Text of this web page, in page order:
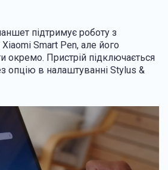
підтримує роботу з
Smart Pen, але його
окремо. Пристрій підключається
опцію в налаштуванні Stylus &